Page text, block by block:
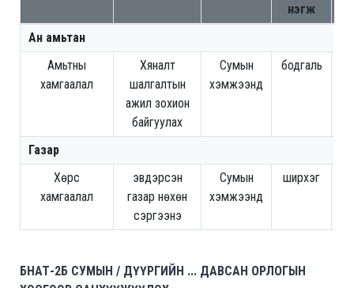
нэгж
Ан амьтан
Амьтны
хамгаалал
Хяналт
шалгалтын
ажил зохион
байгуулах
Сумын
хэмжээнд
бодгаль
Газар
Хөрс
хамгаалал
эвдэрсэн
газар нөхөн
сэргээнэ
Сумын
хэмжээнд
ширхэг
БНАТ-2Б СУМЫН / ДҮҮРГИЙН ... ДАВСАН ОРЛОГЫН